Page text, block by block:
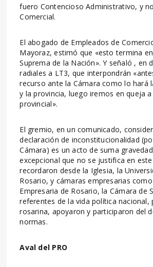
fuero Contencioso Administrativo, y
Comercial.
El abogado de Empleados de
Mayoraz, estimó que «esto termina
Suprema de la Nación». Y señaló , en
radiales a LT3, que interpondrán
recurso ante la Cámara como lo hará
y la provincia, luego iremos en queja
provincial».
El gremio, en un comunicado,
declaración de inconstitucionalidad
Cámara) es un acto de suma
excepcional que no se justifica en
recordaron desde la Iglesia, la
Rosario, y cámaras empresarias
Empresaria de Rosario, la Cámara de
referentes de la vida política nacional,
rosarina, apoyaron y participaron del
normas.
Aval del PRO